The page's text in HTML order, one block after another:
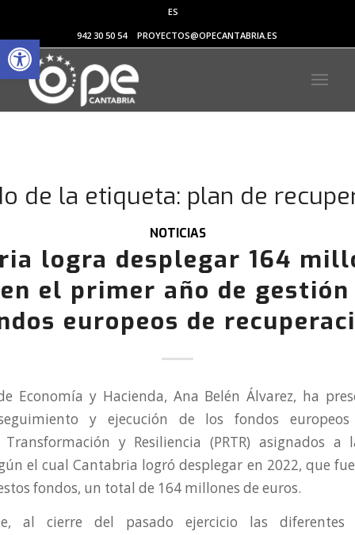
Abrir barra de herramientas
ES
942 30 50 54
PROYECTOS@OPECANTABRIA.ES
de la etiqueta: plan de
NOTICIAS
logra desplegar 164
el primer año de
europeos de
Economía y Hacienda, Ana Belén Álvarez, ha
y ejecución de los fondos
Transformación y Resiliencia (PRTR) asignados a
el cual Cantabria logró desplegar en 2022, que
fondos, un total de 164 millones de euros.
al cierre del pasado ejercicio las diferentes